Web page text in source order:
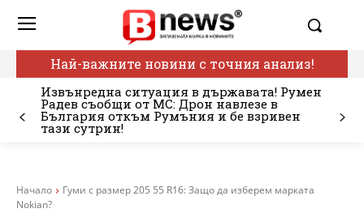
Най-важните новини с точния анализ!
Извънредна ситуация в държавата! Румен
Радев съобщи от МС: Дрон навлезе в
България откъм Румъния и бе взривен
тази сутрин!
Начало
Гуми с размер 205 55 R16: Защо да изберем марката
Nokian?